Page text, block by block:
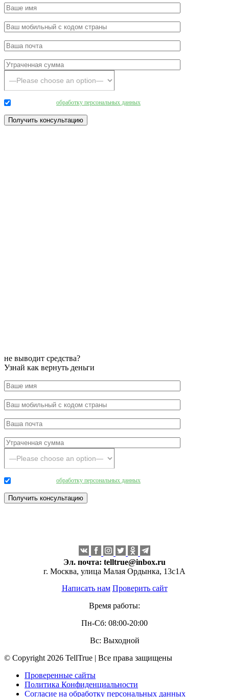
обработку персональных данных
не выводит средства?
Узнай как вернуть деньги
обработку персональных данных
Эл. почта: telltrue@inbox.ru
г. Москва, улица Малая Ордынка, 13с1А
Написать нам Проверить сайт
Время работы:
Пн-Сб: 08:00-20:00
Вс: Выходной
© Copyright 2026 TellTrue | Все права защищены
Проверенные сайты
Политика Конфиденциальности
Согласие на обработку персональных данных